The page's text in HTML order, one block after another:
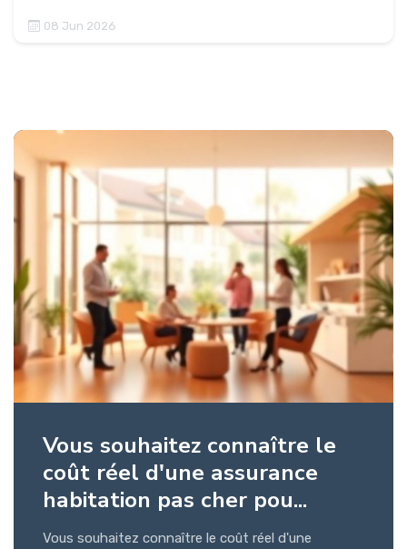
08 Jun 2026
Vous souhaitez connaître le
coût réel d'une assurance
habitation pas cher pou...
Vous souhaitez connaître le coût réel d'une